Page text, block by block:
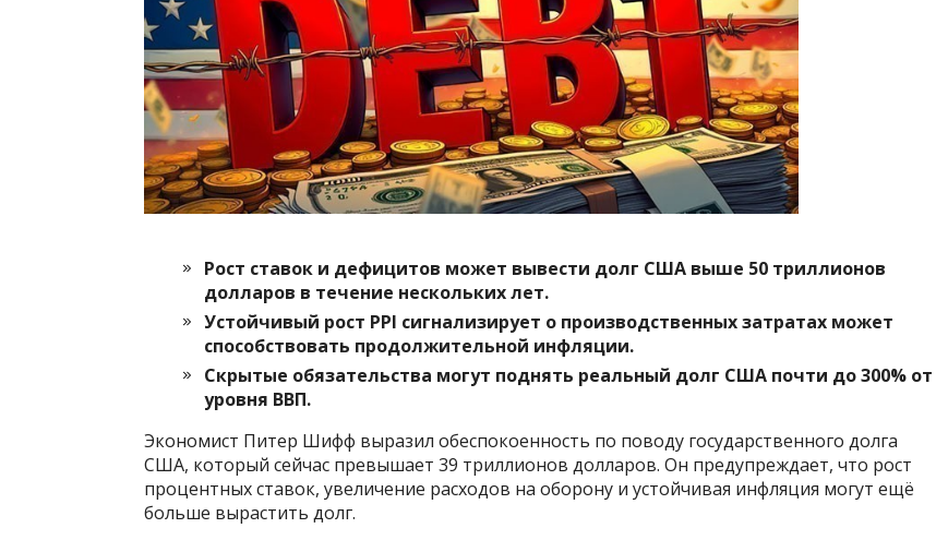
Рост ставок и дефицитов может вывести долг США выше 50 триллионов
долларов в течение нескольких лет.
Устойчивый рост PPI сигнализирует о производственных затратах может
способствовать продолжительной инфляции.
Скрытые обязательства могут поднять реальный долг США почти до 300% от
уровня ВВП.
Экономист Питер Шифф выразил обеспокоенность по поводу государственного долга
США, который сейчас превышает 39 триллионов долларов. Он предупреждает, что рост
процентных ставок, увеличение расходов на оборону и устойчивая инфляция могут ещё
больше вырастить долг.